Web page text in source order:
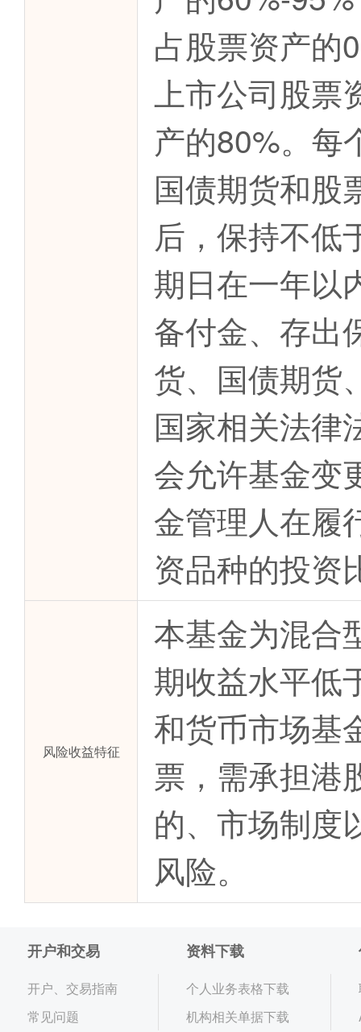
占股票资产的
上市公司股
产的80%。每
国债期货和股
后，保持不低
期日在一年以
备付金、存出
货、国债期货
国家相关法律
会允许基金变
金管理人在履
资品种的投资
风险收益特征
本基金为混合
期收益水平低
和货币市场基
票，需承担港
的、市场制度
风险。
开户和交易
开户、交易指南
常见问题
资料下载
个人业务表格下载
机构相关单据下载